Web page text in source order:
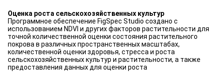
Оценка роста сельскохозяйственных культур
Программное обеспечение FigSpec Studio создано с
использованием NDVI и других факторов растительности для
точной количественной оценки состояния растительного
покрова в различных пространственных масштабах,
количественной оценки здоровья, стресса и роста
сельскохозяйственных культур и растительности, а также
предоставления данных для оценки роста